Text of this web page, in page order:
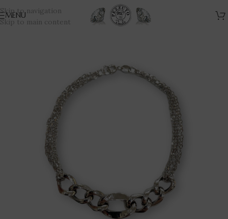
Skip to navigation
Skip to main content
MENU